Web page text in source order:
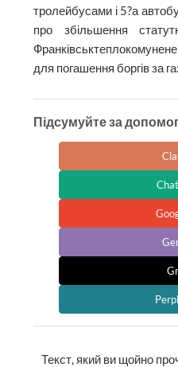
тролейбусами і 5?а
про збільшення
для погашення боргів за
Підсумуйте за
Текст, який ви щойно